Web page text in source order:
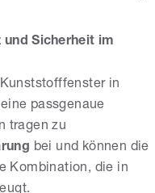
und Sicherheit im
in
passgenaue
tragen zu
bei und können die
Kombination, die in